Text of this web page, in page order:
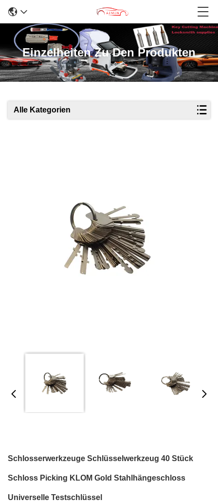
Einzelheiten Zu Den Produkten
Alle Kategorien
Schlosserwerkzeuge Schlüsselwerkzeug 40 Stück
Schloss Picking KLOM Gold Stahlhängeschloss
Universelle Testschlüssel